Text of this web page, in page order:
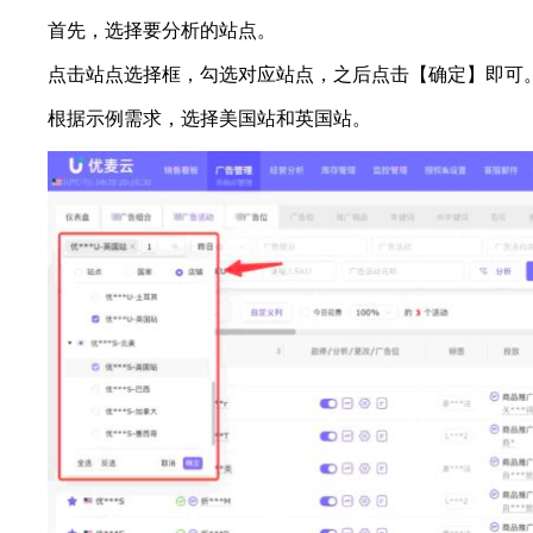
首先，选择要分析的站点。
点击站点选择框，勾选对应站点，之后点击【确定】即可
根据示例需求，选择美国站和英国站。